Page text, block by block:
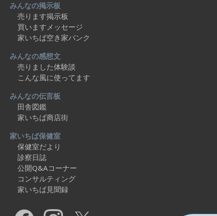
みんなの掲示板
売ります掲示板
買いますメッセージ
家いちば空き家バンク
みんなの感想文
売りました体験談
こんな風に使ってます
みんなの伝言板
田舎図鑑
家いちば商店街
家いちば保健室
保健室だより
診察日誌
公開Q&Aコーナー
コンサルティング
家いちば見聞録